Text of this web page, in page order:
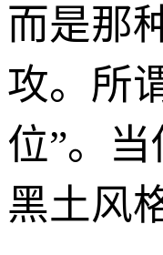
而是那
攻。所
位”。
黑土风